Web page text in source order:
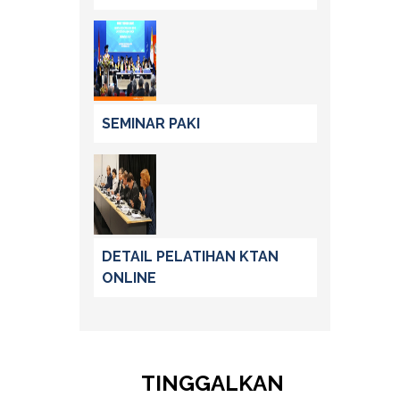
SEMINAR PAKI
DETAIL PELATIHAN KTAN
ONLINE
TINGGALKAN